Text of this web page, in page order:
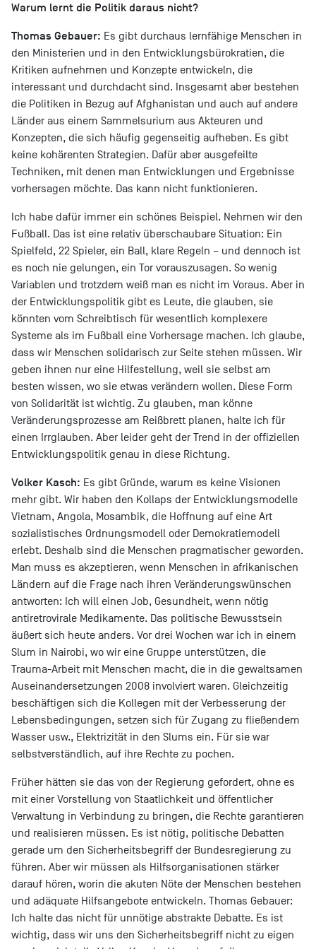
Warum lernt die Politik daraus nicht?
Thomas Gebauer: Es gibt durchaus lernfähige Menschen in
den Ministerien und in den Entwicklungsbürokratien, die
Kritiken aufnehmen und Konzepte entwickeln, die
interessant und durchdacht sind. Insgesamt aber bestehen
die Politiken in Bezug auf Afghanistan und auch auf andere
Länder aus einem Sammelsurium aus Akteuren und
Konzepten, die sich häufig gegenseitig aufheben. Es gibt
keine kohärenten Strategien. Dafür aber ausgefeilte
Techniken, mit denen man Entwicklungen und Ergebnisse
vorhersagen möchte. Das kann nicht funktionieren.
Ich habe dafür immer ein schönes Beispiel. Nehmen wir den
Fußball. Das ist eine relativ überschaubare Situation: Ein
Spielfeld, 22 Spieler, ein Ball, klare Regeln – und dennoch ist
es noch nie gelungen, ein Tor vorauszusagen. So wenig
Variablen und trotzdem weiß man es nicht im Voraus. Aber in
der Entwicklungspolitik gibt es Leute, die glauben, sie
könnten vom Schreibtisch für wesentlich komplexere
Systeme als im Fußball eine Vorhersage machen. Ich glaube,
dass wir Menschen solidarisch zur Seite stehen müssen. Wir
geben ihnen nur eine Hilfestellung, weil sie selbst am
besten wissen, wo sie etwas verändern wollen. Diese Form
von Solidarität ist wichtig. Zu glauben, man könne
Veränderungsprozesse am Reißbrett planen, halte ich für
einen Irrglauben. Aber leider geht der Trend in der offiziellen
Entwicklungspolitik genau in diese Richtung.
Volker Kasch: Es gibt Gründe, warum es keine Visionen
mehr gibt. Wir haben den Kollaps der Entwicklungsmodelle
Vietnam, Angola, Mosambik, die Hoffnung auf eine Art
sozialistisches Ordnungsmodell oder Demokratiemodell
erlebt. Deshalb sind die Menschen pragmatischer geworden.
Man muss es akzeptieren, wenn Menschen in afrikanischen
Ländern auf die Frage nach ihren Veränderungswünschen
antworten: Ich will einen Job, Gesundheit, wenn nötig
antiretrovirale Medikamente. Das politische Bewusstsein
äußert sich heute anders. Vor drei Wochen war ich in einem
Slum in Nairobi, wo wir eine Gruppe unterstützen, die
Trauma-Arbeit mit Menschen macht, die in die gewaltsamen
Auseinandersetzungen 2008 involviert waren. Gleichzeitig
beschäftigen sich die Kollegen mit der Verbesserung der
Lebensbedingungen, setzen sich für Zugang zu fließendem
Wasser usw., Elektrizität in den Slums ein. Für sie war
selbstverständlich, auf ihre Rechte zu pochen.
Früher hätten sie das von der Regierung gefordert, ohne es
mit einer Vorstellung von Staatlichkeit und öffentlicher
Verwaltung in Verbindung zu bringen, die Rechte garantieren
und realisieren müssen. Es ist nötig, politische Debatten
gerade um den Sicherheitsbegriff der Bundesregierung zu
führen. Aber wir müssen als Hilfsorganisationen stärker
darauf hören, worin die akuten Nöte der Menschen bestehen
und adäquate Hilfsangebote entwickeln. Thomas Gebauer:
Ich halte das nicht für unnötige abstrakte Debatte. Es ist
wichtig, dass wir uns den Sicherheitsbegriff nicht zu eigen